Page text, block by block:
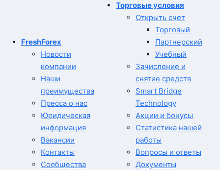
FreshForex
Новости
компании
Наши
преимущества
Пресса о нас
Юридическая
информация
Вакансии
Контакты
Сообщества
Торговые условия
Открыть счет
Торговый
Партнерский
Учебный
Зачисление и
снятие средств
Smart Bridge
Technology
Акции и бонусы
Статистика нашей
работы
Вопросы и ответы
Документы